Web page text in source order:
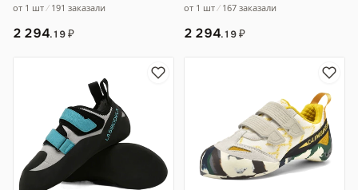
боулдеринг мягкая мужская и
от 1 шт 191 заказали
2 294.19₽
износостойкой обуви д
от 1 шт 167 заказали
2 294.19₽